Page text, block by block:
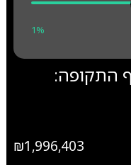
1%
התקופה:
₪1,996,403